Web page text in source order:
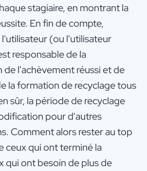
stagiaire, en montrant la
En fin de compte,
(ou l'utilisateur
responsable de la
l'achèvement réussi et de
la formation de recyclage tous
sûr, la période de recyclage
pour d'autres
Comment alors rester au top
ceux qui ont terminé la
qui ont besoin de plus de